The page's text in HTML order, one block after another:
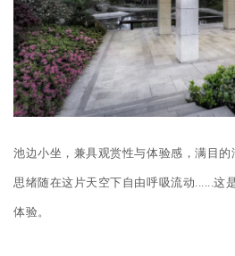
池边小坐，兼具观赏性与体验感，满目
思绪随在这片天空下自由呼吸流动......这
体验。